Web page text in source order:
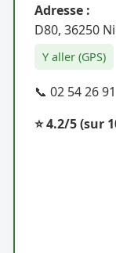
Adresse :
D80, 36250
Y aller (GPS)
📞 02 54 26
⭐ 4.2/5(sur